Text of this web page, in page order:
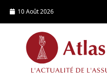
10 Août 2026